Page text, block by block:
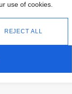
use of cookies.
REJECT ALL